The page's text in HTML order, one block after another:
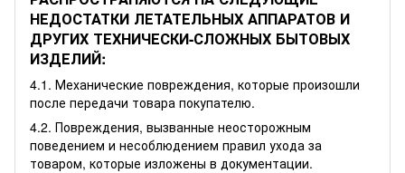
НЕДОСТАТКИ ЛЕТАТЕЛЬНЫХ АППАРАТОВ И
ДРУГИХ ТЕХНИЧЕСКИ-СЛОЖНЫХ БЫТОВЫХ
ИЗДЕЛИЙ:
4.1. Механические повреждения, которые произошли
после передачи товара покупателю.
4.2. Повреждения, вызванные неосторожным
поведением и несоблюдением правил ухода за
товаром, которые изложены в документации.